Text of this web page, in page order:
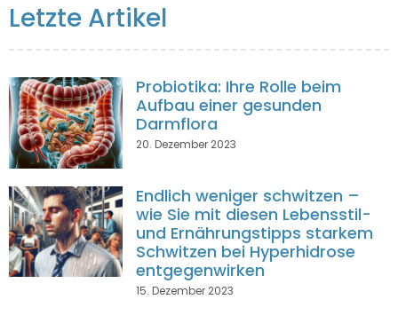
Letzte Artikel
Probiotika: Ihre Rolle beim
Aufbau einer gesunden
Darmflora
20. Dezember 2023
Endlich weniger schwitzen –
wie Sie mit diesen Lebensstil-
und Ernährungstipps starkem
Schwitzen bei Hyperhidrose
entgegenwirken
15. Dezember 2023